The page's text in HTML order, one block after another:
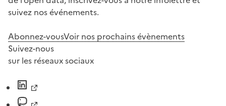
suivez nos événements.
Abonnez-vousVoir nos prochains évènements
Suivez-nous
sur les réseaux sociaux